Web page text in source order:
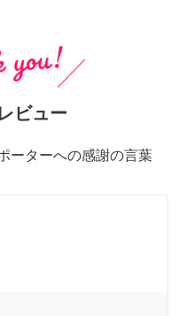
ビュー
ーターへの感謝の言葉